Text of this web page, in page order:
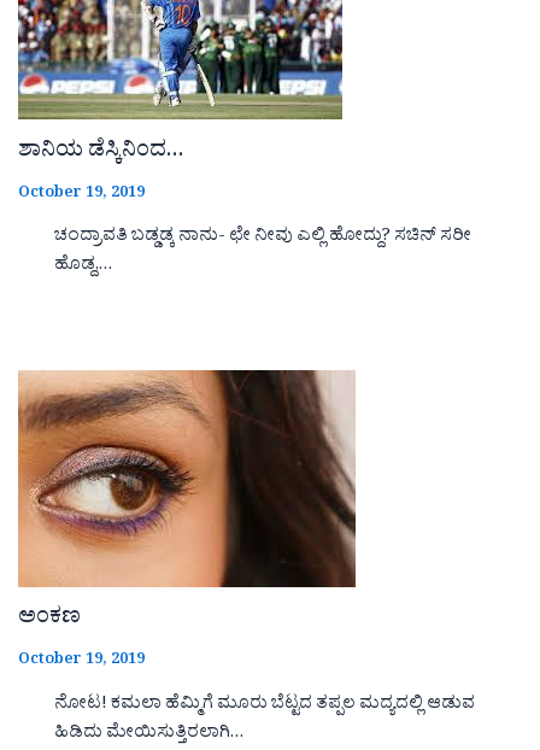
ಶಾನಿಯ ಡೆಸ್ಕಿನಿಂದ…
October 19, 2019
ಚಂದ್ರಾವತಿ ಬಡ್ಡಡ್ಕ ನಾನು- ಛೇ ನೀವು ಎಲ್ಲಿ ಹೋದ್ದು? ಸಚಿನ್ ಸರೀ
ಹೊಡ್ದ,…
ಅಂಕಣ
October 19, 2019
ನೋಟ! ಕಮಲಾ ಹೆಮ್ಮಿಗೆ ಮೂರು ಬೆಟ್ಟದ ತಪ್ಪಲ ಮದ್ಯದಲ್ಲಿ ಆಡುವ
ಹಿಡಿದು ಮೇಯಿಸುತ್ತಿರಲಾಗಿ…